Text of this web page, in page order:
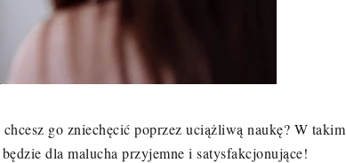
go zniechęcić poprzez uciążliwą naukę? W takim
dla malucha przyjemne i satysfakcjonujące!